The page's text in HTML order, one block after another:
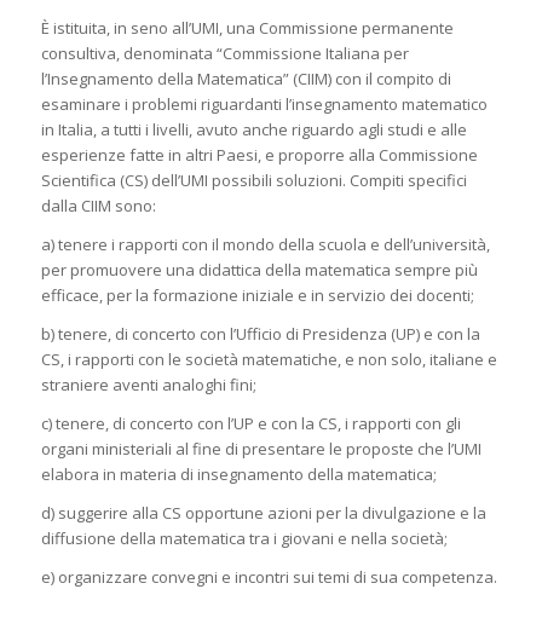
È istituita, in seno all’UMI, una Commissione permanente
consultiva, denominata “Commissione Italiana per
l’Insegnamento della Matematica” (CIIM) con il compito di
esaminare i problemi riguardanti l’insegnamento matematico
in Italia, a tutti i livelli, avuto anche riguardo agli studi e alle
esperienze fatte in altri Paesi, e proporre alla Commissione
Scientifica (CS) dell’UMI possibili soluzioni. Compiti specifici
dalla CIIM sono:
a) tenere i rapporti con il mondo della scuola e dell’università,
per promuovere una didattica della matematica sempre più
efficace, per la formazione iniziale e in servizio dei docenti;
b) tenere, di concerto con l’Ufficio di Presidenza (UP) e con la
CS, i rapporti con le società matematiche, e non solo, italiane e
straniere aventi analoghi fini;
c) tenere, di concerto con l’UP e con la CS, i rapporti con gli
organi ministeriali al fine di presentare le proposte che l’UMI
elabora in materia di insegnamento della matematica;
d) suggerire alla CS opportune azioni per la divulgazione e la
diffusione della matematica tra i giovani e nella società;
e) organizzare convegni e incontri sui temi di sua competenza.